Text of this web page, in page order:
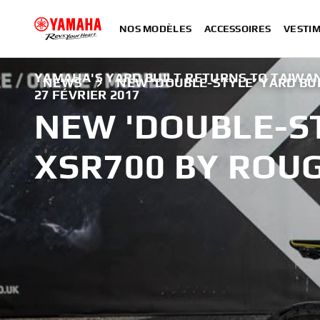
NOS MODÈLES ACCESSOIRES
NEWS NEW 'DOUBLE-STYLE’ YARD
YAMAHA'S YARD BUILT RETURNS TO
27 FÉVRIER 2017
NEW 'DOUBLE-
XSR700 BY